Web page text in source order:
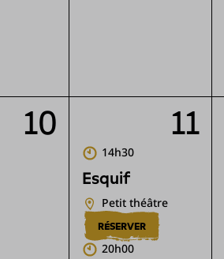
10 11
14h30
Esquif
Petit théâtre
RÉSERVER
20h00